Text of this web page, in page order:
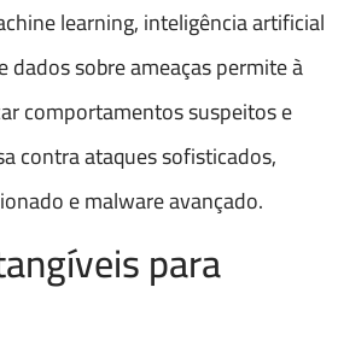
learning, inteligência artificial
dados sobre ameaças permite à
comportamentos suspeitos e
contra ataques sofisticados,
e malware avançado.
para